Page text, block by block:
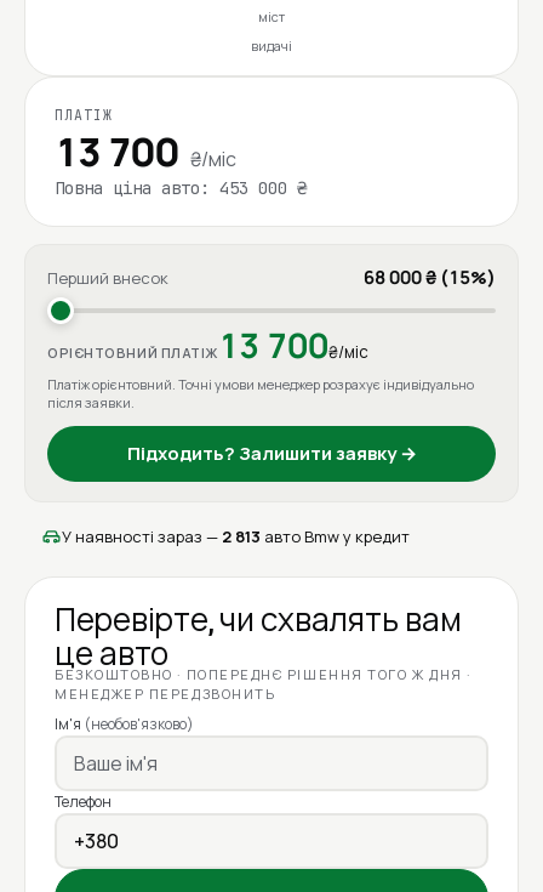
міст
видачі
ПЛАТІЖ
13 700 ₴/міс
Повна ціна авто: 453 000 ₴
Перший внесок 68 000 ₴ (15%)
ОРІЄНТОВНИЙ ПЛАТІЖ 13 700₴/міс
Платіж орієнтовний. Точні умови менеджер розрахує індивідуально
після заявки.
Підходить? Залишити заявку →
У наявності зараз — 2 813 авто Bmw у кредит
Перевірте, чи схвалять вам
це авто
БЕЗКОШТОВНО · ПОПЕРЕДНЄ РІШЕННЯ ТОГО Ж ДНЯ ·
МЕНЕДЖЕР ПЕРЕДЗВОНИТЬ
Ім'я (необов'язково)
Телефон